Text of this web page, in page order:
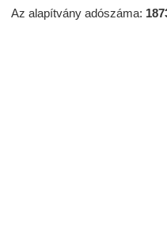
Az alapítvány adószáma: